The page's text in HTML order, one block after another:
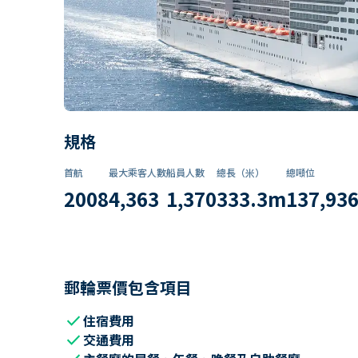
規格
首航
2008
最大乘客人數
4,363
船員人數
1,370
總長（米）
333.3m
總噸位
137,936
郵輪票價包含項目
check住宿費用
check 交通費用